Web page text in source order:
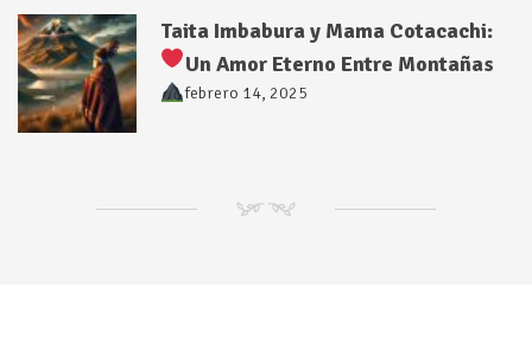
Taita Imbabura y Mama Cotacachi:
Un Amor Eterno Entre Montañas
febrero 14, 2025
NM